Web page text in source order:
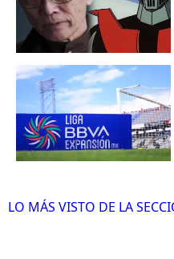
LO MÁS VISTO DE LA